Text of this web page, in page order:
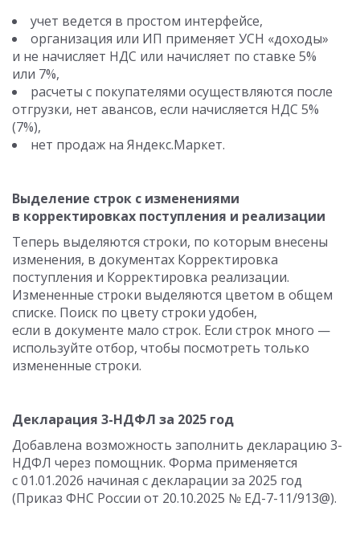
учет ведется в простом интерфейсе,
организация или ИП применяет УСН «доходы»
и не начисляет НДС или начисляет по ставке 5%
или 7%,
расчеты с покупателями осуществляются после
отгрузки, нет авансов, если начисляется НДС 5%
(7%),
нет продаж на Яндекс.Маркет.
Выделение строк с изменениями
в корректировках поступления и реализации
Теперь выделяются строки, по которым внесены
изменения, в документах Корректировка
поступления и Корректировка реализации.
Измененные строки выделяются цветом в общем
списке. Поиск по цвету строки удобен,
если в документе мало строк. Если строк много —
используйте отбор, чтобы посмотреть только
измененные строки.
Декларация 3-НДФЛ за 2025 год
Добавлена возможность заполнить декларацию 3-
НДФЛ через помощник. Форма применяется
с 01.01.2026 начиная с декларации за 2025 год
(Приказ ФНС России от 20.10.2025 № ЕД-7-11/913@).